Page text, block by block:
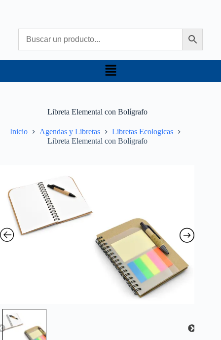
Libreta Elemental con Bolígrafo
Inicio Agendas y Libretas
Libretas Ecologicas
Libreta Elemental con Bolígrafo